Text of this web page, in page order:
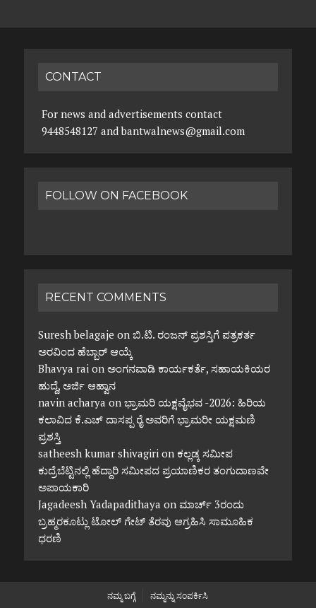
CONTACT
For news and advertisements contact
9448548127 and bantwalnews@gmail.com
FOLLOW ON FACEBOOK
RECENT COMMENTS
Suresh belagaje on ಬಿ.ಟಿ. ರಂಜನ್ ಪ್ರಶಸ್ತಿಗೆ ಪತ್ರಕರ್ತ
ಅರವಿಂದ ಹೆಬ್ಬಾರ್ ಆಯ್ಕೆ
Bhavya raion ಅಂಗನವಾಡಿ ಕಾರ್ಯಕರ್ತೆ, ಸಹಾಯಕಿಯರ
ಹುದ್ದೆ, ಅರ್ಜಿ ಆಹ್ವಾನ
navin acharya on ಭ್ರಾಮರಿ ಯಕ್ಷವೈಭವ -2026: ಹಿರಿಯ
ಕಲಾವಿದ ಕೆ.ಎಚ್ ದಾಸಪ್ಪ ರೈ ಅವರಿಗೆ ಭ್ರಾಮರೀ ಯಕ್ಷಮಣಿ
ಪ್ರಶಸ್ತಿ
satheesh kumar shivagirion ಕಲ್ಲಡ್ಕ ಸಮೀಪ
ಕುದ್ರೆಬೆಟ್ಟಿನಲ್ಲಿ ಹೆದ್ದಾರಿ ಸಮೀಪದ ಪ್ರಯಾಣಿಕರ ತಂಗುದಾಣವೇ
ಅಪಾಯಕಾರಿ
Jagadeesh Yadapadithaya on ಮಾರ್ಚ್ 3ರಂದು
ಬ್ರಹ್ಮರಕೂಟ್ಲು ಟೋಲ್ ಗೇಟ್ ತೆರವು ಆಗ್ರಹಿಸಿ ಸಾಮೂಹಿಕ
ಧರಣಿ
ನಮ್ಮ ಬಗ್ಗೆ ನಮ್ಮನ್ನು ಸಂಪರ್ಕಿಸಿ